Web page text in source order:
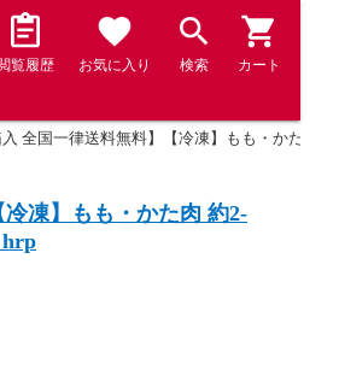
覧履歴 お気に入り 検索 カート
全国一律送料無料】【冷凍】もも・かた肉
凍】もも・かた肉 約2-
hrp